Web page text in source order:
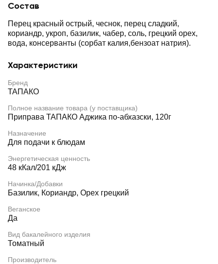
Состав
Перец красный острый, чеснок, перец сладкий,
кориандр, укроп, базилик, чабер, соль, грецкий орех,
вода, консерванты (сорбат калия,бензоат натрия).
Характеристики
Бренд
ТАПАКО
Полное название товара (у поставщика)
Приправа ТАПАКО Аджика по-абхазски, 120г
Назначение
Для подачи к блюдам
Энергетическая ценность
48 кКал/201 кДж
Начинка/Добавки
Базилик, Кориандр, Орех грецкий
Веганское
Да
Вид бакалейного изделия
Томатный
Производитель